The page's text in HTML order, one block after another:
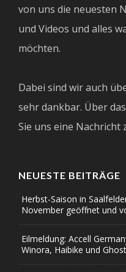
von uns die neuesten
und Videos und alles
möchten.
Dabei sind wir auch
sehr dankbar. Über das
Sie uns eine Nachricht
NEUESTE BEITRÄGE
Herbst-Saison in
November geöffnet und
Eilmeldung: Accell
Winora, Haibike und